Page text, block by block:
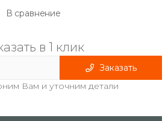
В сравнение
в 1 клик
Заказать
Вам и уточним детали